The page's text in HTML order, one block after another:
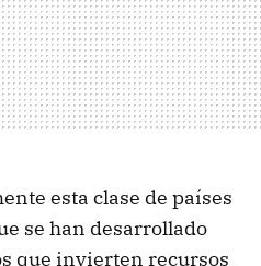
esta clase de países
se han desarrollado
que invierten recursos